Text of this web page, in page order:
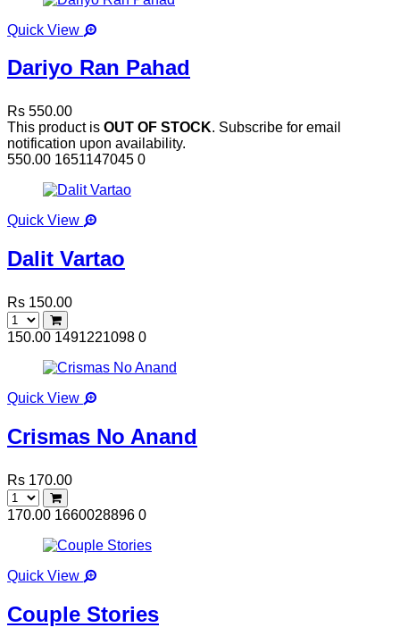
Quick View
Dariyo Ran Pahad
Rs 550.00
This product is OUT OF STOCK. Subscribe for email
notification upon availability.
550.00 1651147045 0
Quick View
Dalit Vartao
Rs 150.00
150.00 1491221098 0
Quick View
Crismas No Anand
Rs 170.00
170.00 1660028896 0
Quick View
Couple Stories